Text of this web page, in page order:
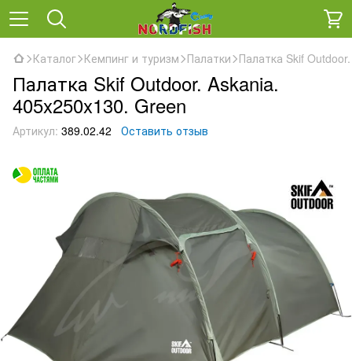
Каталог Кемпинг и туризм Палатки Палатка Skif
Палатка Skif Outdoor. Askania.
405x250x130. Green
Артикул: 389.02.42 Оставить отзыв